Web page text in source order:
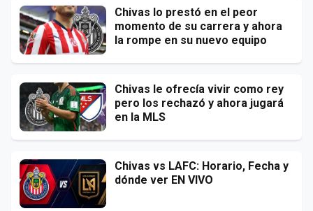
Chivas lo prestó en el peor
momento de su carrera y ahora
la rompe en su nuevo equipo
Chivas le ofrecía vivir como rey
pero los rechazó y ahora jugará
en la MLS
Chivas vs LAFC: Horario, Fecha y
dónde ver EN VIVO